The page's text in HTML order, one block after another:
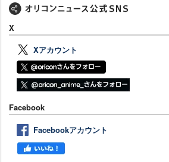
X
Xアカウント
Facebook
Facebookアカウント